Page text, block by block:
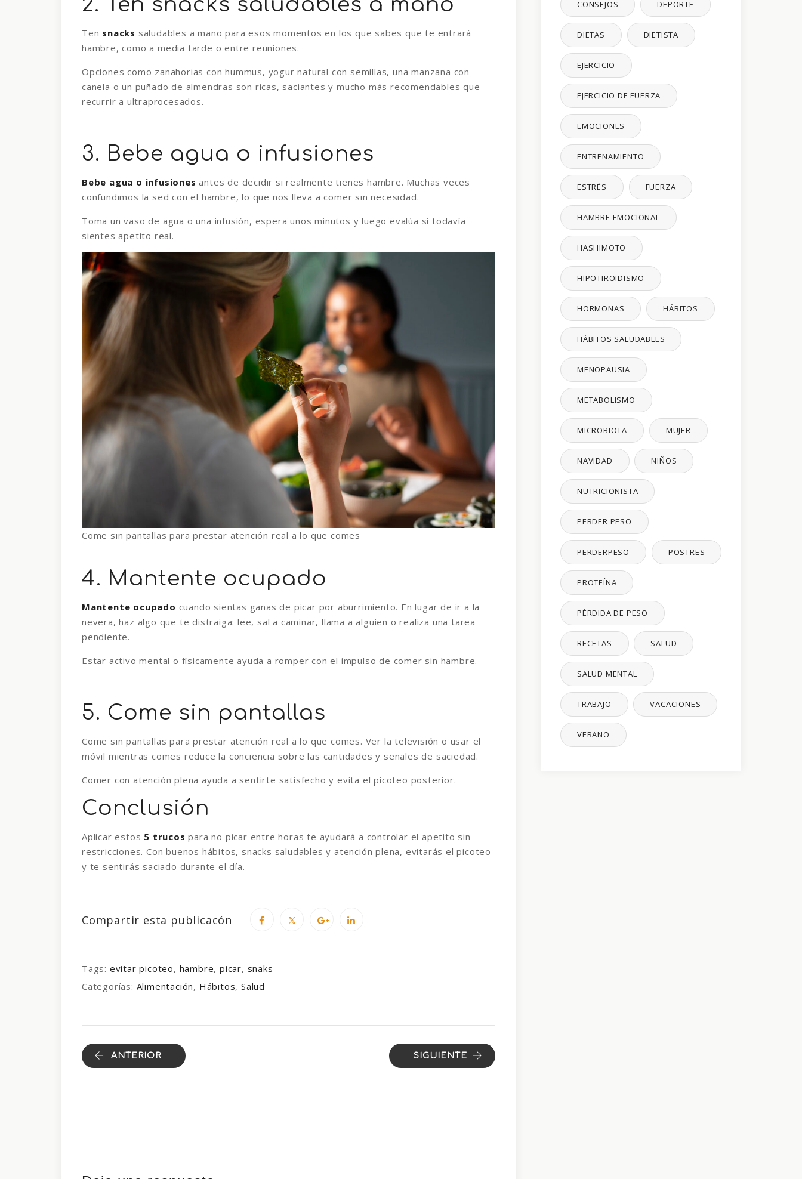
2. Ten snacks saludables a mano
Ten snacks saludables a mano para esos momentos en los que sabes que te entrará
hambre, como a media tarde o entre reuniones.
Opciones como zanahorias con hummus, yogur natural con semillas, una manzana con
canela o un puñado de almendras son ricas, saciantes y mucho más recomendables que
recurrir a ultraprocesados.
3. Bebe agua o infusiones
Bebe agua o infusiones antes de decidir si realmente tienes hambre. Muchas veces
confundimos la sed con el hambre, lo que nos lleva a comer sin necesidad.
Toma un vaso de agua o una infusión, espera unos minutos y luego evalúa si todavía
sientes apetito real.
Come sin pantallas para prestar atención real a lo que comes
4. Mantente ocupado
Mantente ocupado cuando sientas ganas de picar por aburrimiento. En lugar de ir a la
nevera, haz algo que te distraiga: lee, sal a caminar, llama a alguien o realiza una tarea
pendiente.
Estar activo mental o físicamente ayuda a romper con el impulso de comer sin hambre.
5. Come sin pantallas
Come sin pantallas para prestar atención real a lo que comes. Ver la televisión o usar el
móvil mientras comes reduce la conciencia sobre las cantidades y señales de saciedad.
Comer con atención plena ayuda a sentirte satisfecho y evita el picoteo posterior.
Conclusión
Aplicar estos 5 trucospara no picar entre horas te ayudará a controlar el apetito sin
restricciones. Con buenos hábitos, snacks saludables y atención plena, evitarás el picoteo
y te sentirás saciado durante el día.
Compartir esta publicacón
Tags: evitar picoteo, hambre,picar, snaks
Categorías: Alimentación, Hábitos,Salud
ANTERIOR SIGUIENTE
CONSEJOS DEPORTE
DIETAS DIETISTA
EJERCICIO
EJERCICIO DE FUERZA
EMOCIONES
ENTRENAMIENTO
ESTRÉS FUERZA
HAMBRE EMOCIONAL
HASHIMOTO
HIPOTIROIDISMO
HORMONAS HÁBITOS
HÁBITOS SALUDABLES
MENOPAUSIA
METABOLISMO
MICROBIOTA MUJER
NAVIDAD NIÑOS
NUTRICIONISTA
PERDER PESO
PERDERPESO POSTRES
PROTEÍNA
PÉRDIDA DE PESO
RECETAS SALUD
SALUD MENTAL
TRABAJO VACACIONES
VERANO